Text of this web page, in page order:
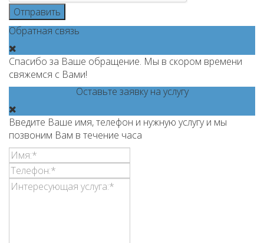
Отправить
Обратная связь
Спасибо за Ваше обращение. Мы в скором времени
свяжемся с Вами!
Оставьте заявку на услугу
Введите Ваше имя, телефон и нужную услугу и мы
позвоним Вам в течение часа